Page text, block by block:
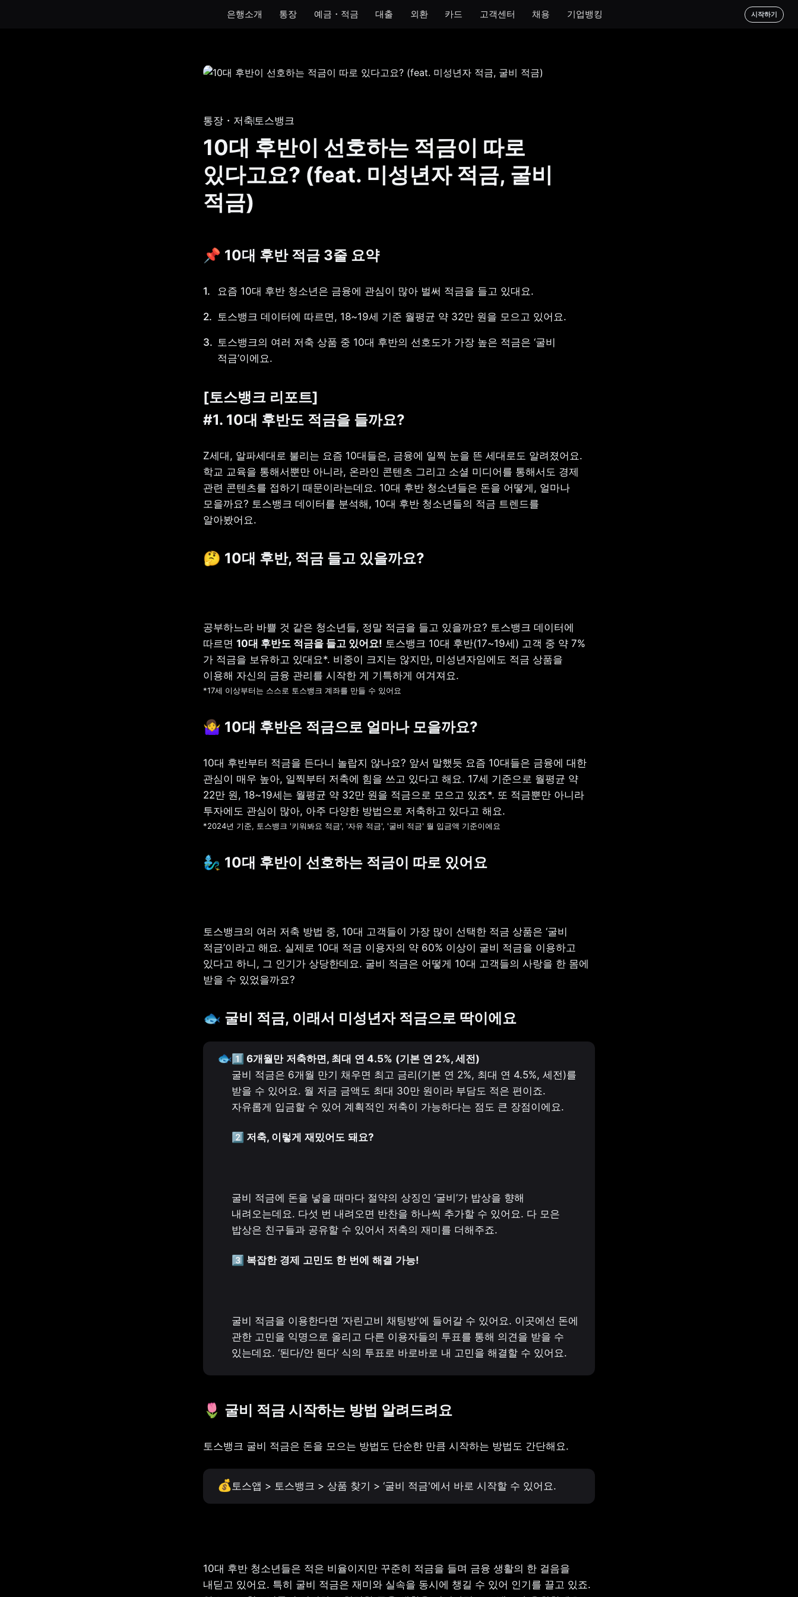
은행소개 통장 예금・적금 대출 외환 카드 고객센터 채용 기업뱅킹 시작하기
토스뱅크 통장
게임 저금통
생계비보호 통장
모임 통장 아이 통장 개인사업자 통장법인 통장
통장・저축 토스뱅크
10대 후반이 선호하는 적금이 따로
있다고요? (feat. 미성년자 적금, 굴비
적금)
📌 10대 후반 적금 3줄 요약
요즘 10대 후반 청소년은 금융에 관심이 많아 벌써 적금을 들고 있대요.
토스뱅크 데이터에 따르면, 18~19세 기준 월평균 약 32만 원을 모으고 있어요.
토스뱅크의 여러 저축 상품 중 10대 후반의 선호도가 가장 높은 적금은 ‘굴비
적금’이에요.
[토스뱅크 리포트]
#1. 10대 후반도 적금을 들까요?
Z세대, 알파세대로 불리는 요즘 10대들은, 금융에 일찍 눈을 뜬 세대로도 알려졌어요.
학교 교육을 통해서뿐만 아니라, 온라인 콘텐츠 그리고 소셜 미디어를 통해서도 경제
관련 콘텐츠를 접하기 때문이라는데요. 10대 후반 청소년들은 돈을 어떻게, 얼마나
모을까요? 토스뱅크 데이터를 분석해, 10대 후반 청소년들의 적금 트렌드를
알아봤어요.
🤔 10대 후반, 적금 들고 있을까요?
공부하느라 바쁠 것 같은 청소년들, 정말 적금을 들고 있을까요? 토스뱅크 데이터에
따르면 10대 후반도 적금을 들고 있어요! 토스뱅크 10대 후반(17~19세) 고객 중 약 7%
가 적금을 보유하고 있대요*. 비중이 크지는 않지만, 미성년자임에도 적금 상품을
*17세 이상부터는 스스로 토스뱅크 계좌를 만들 수 있어요
🤷‍♀️ 10대 후반은 적금으로 얼마나 모을까요?
10대 후반부터 적금을 든다니 놀랍지 않나요? 앞서 말했듯 요즘 10대들은 금융에 대한
관심이 매우 높아, 일찍부터 저축에 힘을 쓰고 있다고 해요. 17세 기준으로 월평균 약
22만 원, 18~19세는 월평균 약 32만 원을 적금으로 모으고 있죠*. 또 적금뿐만 아니라
*2024년 기준, 토스뱅크 '키워봐요 적금', '자유 적금', '굴비 적금' 월 입금액 기준이에요
🧞‍♂️ 10대 후반이 선호하는 적금이 따로 있어요
토스뱅크의 여러 저축 방법 중, 10대 고객들이 가장 많이 선택한 적금 상품은 ‘굴비
적금’이라고 해요. 실제로 10대 적금 이용자의 약 60% 이상이 굴비 적금을 이용하고
있다고 하니, 그 인기가 상당한데요. 굴비 적금은 어떻게 10대 고객들의 사랑을 한 몸에
받을 수 있었을까요?
🐟 굴비 적금, 이래서 미성년자 적금으로 딱이에요
🐟1️⃣ 6개월만 저축하면, 최대 연 4.5% (기본
굴비 적금은 6개월 만기 채우면 최고 금리(기본 연 2%, 최대 연 4.5%, 세전)를
받을 수 있어요. 월 저금 금액도 최대 30만 원이라 부담도 적은 편이죠.
자유롭게 입금할 수 있어 계획적인 저축이 가능하다는 점도 큰 장점이에요.
2️⃣ 저축, 이렇게 재밌어도 돼요?
굴비 적금에 돈을 넣을 때마다 절약의 상징인 ‘굴비’가 밥상을 향해
내려오는데요. 다섯 번 내려오면 반찬을 하나씩 추가할 수 있어요. 다 모은
밥상은 친구들과 공유할 수 있어서 저축의 재미를 더해주죠.
3️⃣ 복잡한 경제 고민도 한 번에 해결 가능!
굴비 적금을 이용한다면 ‘자린고비 채팅방'에 들어갈 수 있어요. 이곳에선 돈에
관한 고민을 익명으로 올리고 다른 이용자들의 투표를 통해 의견을 받을 수
있는데요. ‘된다/안 된다’ 식의 투표로 바로바로 내 고민을 해결할 수 있어요.
🌷 굴비 적금 시작하는 방법 알려드려요
토스뱅크 굴비 적금은 돈을 모으는 방법도 단순한 만큼 시작하는 방법도 간단해요.
💰 토스앱 > 토스뱅크 > 상품 찾기 > ‘굴비 적금'에서 바로 시작할 수 있어요.
10대 후반 청소년들은 적은 비율이지만 꾸준히 적금을 들며 금융 생활의 한 걸음을
내딛고 있어요. 특히 굴비 적금은 재미와 실속을 동시에 챙길 수 있어 인기를 끌고 있죠.